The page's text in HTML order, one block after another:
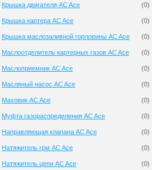
Крышка двигателя AC Ace (0)
Крышка картера AC Ace (0)
Крышка маслозаливной горловины AC Ace (0)
Маслоотделитель картерных газов AC Ace (0)
Маслоприемник AC Ace (0)
Масляный насос AC Ace (0)
Маховик AC Ace (0)
Муфта газораспределения AC Ace (0)
Направляющая клапана AC Ace (0)
Натяжитель грм AC Ace (0)
Натяжитель цепи AC Ace (0)